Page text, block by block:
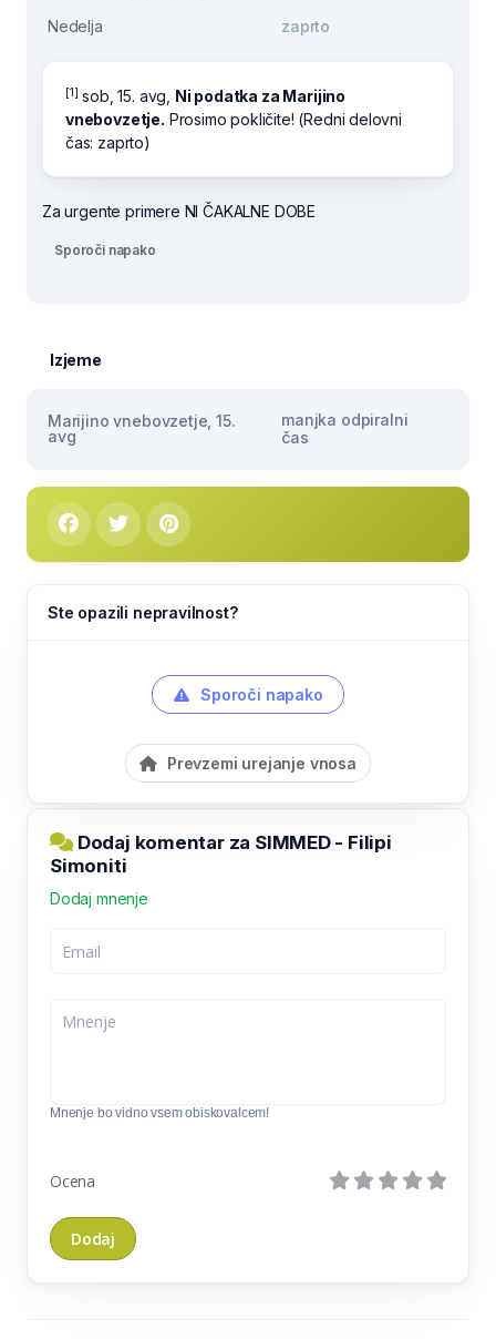
Nedelja zaprto
[1] sob, 15. avg, Ni podatka za Marijino
vnebovzetje. Prosimo pokličite! (Redni delovni
čas: zaprto)
Za urgente primere NI ČAKALNE DOBE
Sporoči napako
Izjeme
Marijino vnebovzetje, 15.
avg
manjka odpiralni
čas
Ste opazili nepravilnost?
Sporoči napako
Prevzemi urejanje vnosa
Dodaj komentar za SIMMED - Filipi
Simoniti
Dodaj mnenje
Mnenje bo vidno vsem obiskovalcem!
Ocena